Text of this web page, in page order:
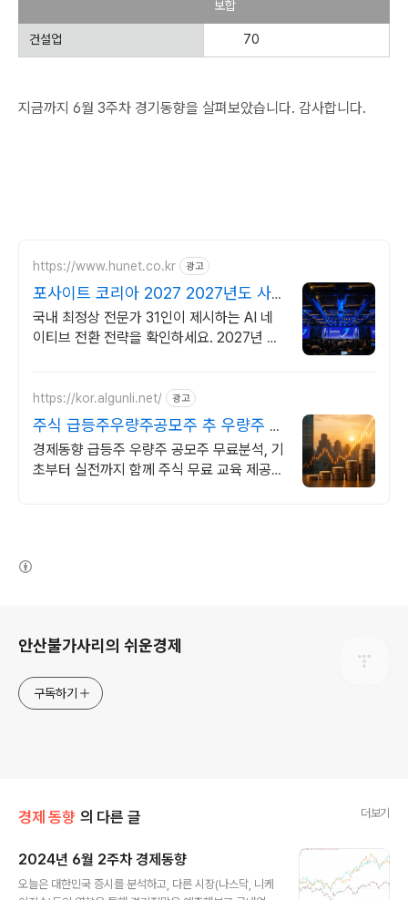
보합
건설업 70
지금까지 6월 3주차 경기동향을 살펴보았습니다. 감사합니다.
https://www.hunet.co.kr 광고
포사이트 코리아 2027 2027년도 사
업계획 포럼
국내 최정상 전문가 31인이 제시하는 AI 네
이티브 전환 전략을 확인하세요. 2027년 비
https://kor.algunli.net/ 광고
주식 급등주우량주공모주 추 우량주 무
료 공유
경제동향 급등주 우량주 공모주 무료분석, 기
초부터 실전까지 함께 주식 무료 교육 제공,
안산불가사리의 쉬운경제
구독하기
경제 동향 의 다른 글 더보기
2024년 6월 2주차 경제동향
오늘은 대한민국 증시를 분석하고, 다른 시장(나스닥, 니케